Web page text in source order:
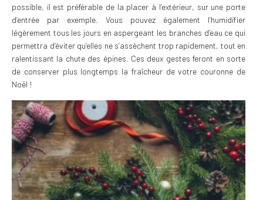
possible, il est préférable de la placer à l’extérieur, sur une porte
d’entrée par exemple. Vous pouvez également l’humidifier
légèrement tous les jours en aspergeant les branches d’eau ce qui
permettra d’éviter qu’elles ne s’assèchent trop rapidement, tout en
ralentissant la chute des épines. Ces deux gestes feront en sorte
de conserver plus longtemps la fraîcheur de votre couronne de
Noël !